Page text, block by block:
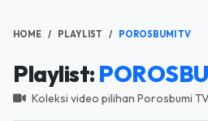
HOME PLAYLIST POROSBUMI TV
Playlist:
Koleksi video pilihan Porosbumi TV